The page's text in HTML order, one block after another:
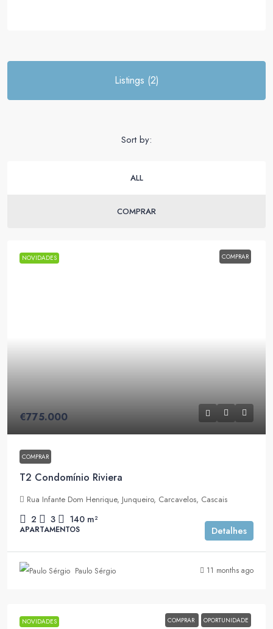
Listings (2)
ALL
COMPRAR
Sort by:
NOVIDADES COMPRAR
€775.000
COMPRAR
T2 Condomínio Riviera
Rua Infante Dom Henrique, Junqueiro, Carcavelos, Cascais
2 3 140 m²
APARTAMENTOS Detalhes
Paulo Sérgio 11 months ago
NOVIDADES COMPRAR OPORTUNIDADE